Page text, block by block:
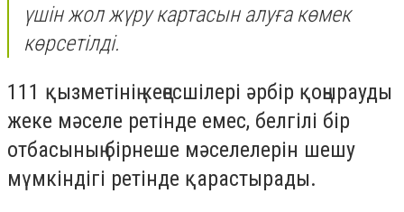
үшін жол жүру картасын алуға көмек
көрсетілді.
111 қызметінің кеңесшілері әрбір қоңырауды
жеке мәселе ретінде емес, белгілі бір
отбасының бірнеше мәселелерін шешу
мүмкіндігі ретінде қарастырады.